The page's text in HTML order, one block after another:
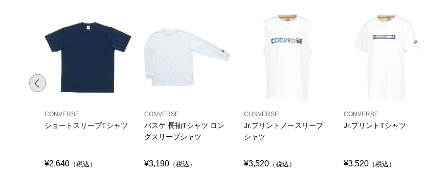
CONVERSE
ショートスリーブTシャツ
¥2,640 （税込）
CONVERSE
バスケ 長袖Tシャツ ロン
グスリーブシャツ
¥3,190 （税込）
CONVERSE
Jr.プリントノースリーブ
シャツ
¥3,520 （税込）
CONVERSE
Jr.プリントTシャツ
¥3,520 （税込）